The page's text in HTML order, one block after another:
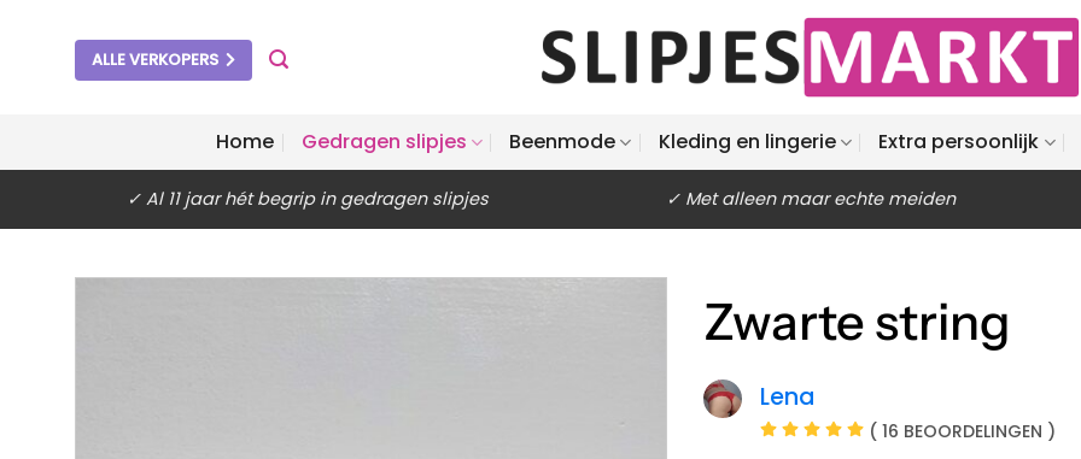
ALLE VERKOPERS
Home Gedragen slipjes Beenmode Kleding en lingerie Extra persoonlijk
✓ Al 11 jaar hét begrip in gedragen slipjes ✓ Met alleen maar echte meiden
Zwarte string
Lena
( 16 BEOORDELINGEN )